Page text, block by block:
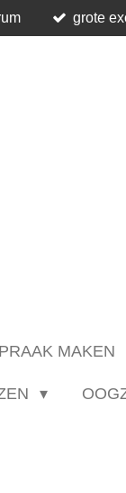
grote
MAKEN